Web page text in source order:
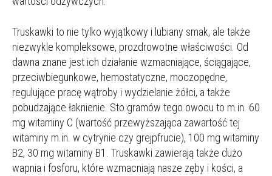
Truskawki to nie tylko wyjątkowy i lubiany smak, ale także
niezwykle kompleksowe, prozdrowotne właściwości. Od
dawna znane jest ich działanie wzmacniające, ściągające,
przeciwbiegunkowe, hemostatyczne, moczopędne,
regulujące pracę wątroby i wydzielanie żółci, a także
pobudzające łaknienie. Sto gramów tego owocu to m.in. 60
mg witaminy C (wartość przewyższająca zawartość tej
witaminy m.in. w cytrynie czy grejpfrucie), 100 mg witaminy
B2, 30 mg witaminy B1. Truskawki zawierają także dużo
wapnia i fosforu, które wzmacniają nasze zęby i kości, a